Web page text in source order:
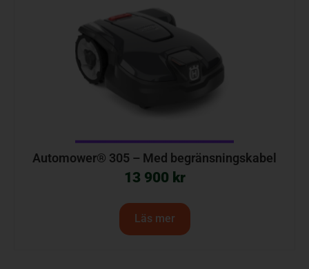
Automower® 305 – Med begränsningskabel
13 900 kr
Läs mer